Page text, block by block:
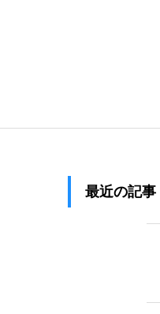
最近の記事